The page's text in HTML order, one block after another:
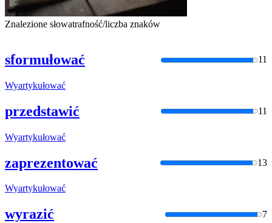
Znalezione słowatrafność/liczba znaków
sformułować 11
Wyartykułować
przedstawić 11
Wyartykułować
zaprezentować 13
Wyartykułować
wyrazić 7